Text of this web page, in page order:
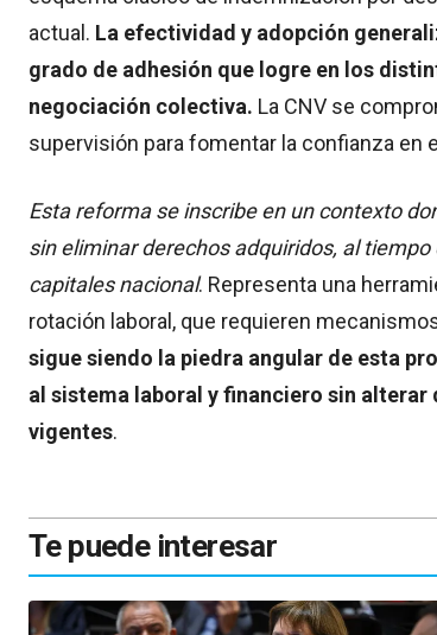
actual. La efectividad y adopción
grado de adhesión que logre en los
negociación colectiva. La CNV se
supervisión para fomentar la confianza en
Esta reforma se inscribe en un contexto
sin eliminar derechos adquiridos, al
capitales nacional. Representa una
rotación laboral, que requieren
sigue siendo la piedra angular de esta
al sistema laboral y financiero sin
vigentes.
Te puede interesar